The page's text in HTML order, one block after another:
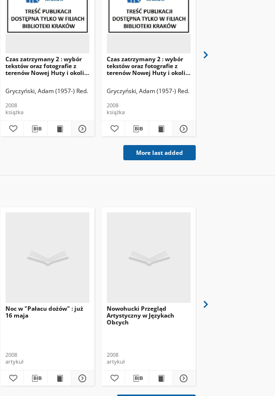
Czas zatrzymany 2 : wybór
tekstów oraz fotografie z
terenów Nowej Huty i okolic.
Gryczyński, Adam (1957-) Red.
2008
książka
Czas zatrzymany 2 : wybór
tekstów oraz fotografie z
terenów Nowej Huty i okolic.
Gryczyński, Adam (1957-) Red.
2008
książka
More last added
Noc w "Pałacu dożów" : już
16 maja
2008
artykuł
Nowohucki Przegląd
Artystyczny w Językach
Obcych
2008
artykuł